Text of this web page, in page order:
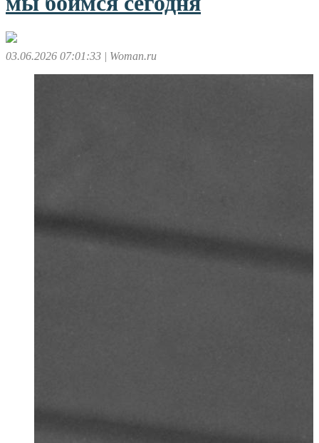
03.06.2026 07:01:33 | Woman.ru